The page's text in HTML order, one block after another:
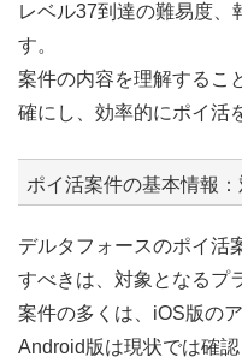
レベル37到達の難易度、
す。
案件の内容を理解するこ
確にし、効率的にポイ活
ポイ活案件の基本情報
デルタフォースのポイ活
すべきは、対象となるプ
案件の多くは、iOS版の
Android版は現状では確認